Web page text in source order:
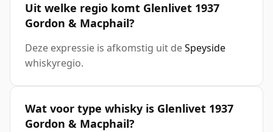
Uit welke regio komt Glenlivet 1937
Gordon & Macphail?
Deze expressie is afkomstig uit deSpeyside
whiskyregio.
Wat voor type whisky is Glenlivet 1937
Gordon & Macphail?